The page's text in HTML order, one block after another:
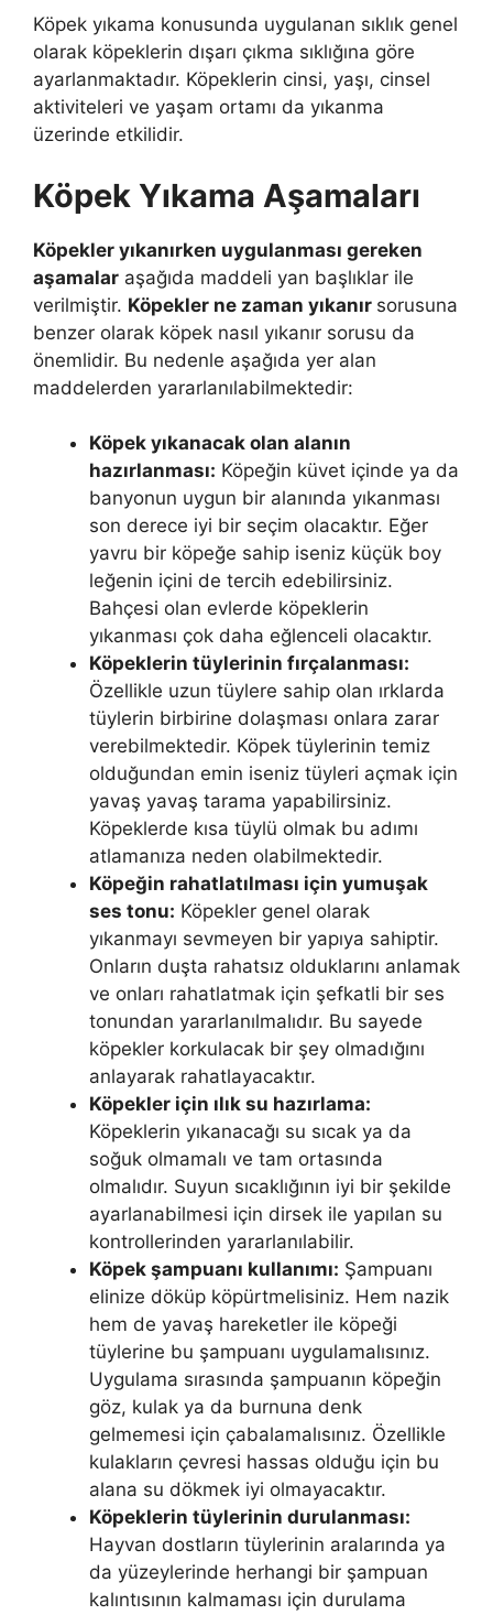
Köpek yıkama konusunda uygulanan sıklık genel
olarak köpeklerin dışarı çıkma sıklığına göre
ayarlanmaktadır. Köpeklerin cinsi, yaşı, cinsel
aktiviteleri ve yaşam ortamı da yıkanma
üzerinde etkilidir.
Köpek Yıkama Aşamaları
Köpekler yıkanırken uygulanması gereken
aşamalar aşağıda maddeli yan başlıklar ile
verilmiştir. Köpekler ne zaman yıkanır sorusuna
benzer olarak köpek nasıl yıkanır sorusu da
önemlidir. Bu nedenle aşağıda yer alan
maddelerden yararlanılabilmektedir:
Köpek yıkanacak olan alanın
hazırlanması: Köpeğin küvet içinde ya da
banyonun uygun bir alanında yıkanması
son derece iyi bir seçim olacaktır. Eğer
yavru bir köpeğe sahip iseniz küçük boy
leğenin içini de tercih edebilirsiniz.
Bahçesi olan evlerde köpeklerin
yıkanması çok daha eğlenceli olacaktır.
Köpeklerin tüylerinin fırçalanması:
Özellikle uzun tüylere sahip olan ırklarda
tüylerin birbirine dolaşması onlara zarar
verebilmektedir. Köpek tüylerinin temiz
olduğundan emin iseniz tüyleri açmak için
yavaş yavaş tarama yapabilirsiniz.
Köpeklerde kısa tüylü olmak bu adımı
atlamanıza neden olabilmektedir.
Köpeğin rahatlatılması için yumuşak
ses tonu: Köpekler genel olarak
yıkanmayı sevmeyen bir yapıya sahiptir.
Onların duşta rahatsız olduklarını anlamak
ve onları rahatlatmak için şefkatli bir ses
tonundan yararlanılmalıdır. Bu sayede
köpekler korkulacak bir şey olmadığını
anlayarak rahatlayacaktır.
Köpekler için ılık su hazırlama:
Köpeklerin yıkanacağı su sıcak ya da
soğuk olmamalı ve tam ortasında
olmalıdır. Suyun sıcaklığının iyi bir şekilde
ayarlanabilmesi için dirsek ile yapılan su
kontrollerinden yararlanılabilir.
Köpek şampuanı kullanımı: Şampuanı
elinize döküp köpürtmelisiniz. Hem nazik
hem de yavaş hareketler ile köpeği
tüylerine bu şampuanı uygulamalısınız.
Uygulama sırasında şampuanın köpeğin
göz, kulak ya da burnuna denk
gelmemesi için çabalamalısınız. Özellikle
kulakların çevresi hassas olduğu için bu
alana su dökmek iyi olmayacaktır.
Köpeklerin tüylerinin durulanması:
Hayvan dostların tüylerinin aralarında ya
da yüzeylerinde herhangi bir şampuan
kalıntısının kalmaması için durulama